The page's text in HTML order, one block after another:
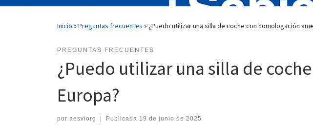
Inicio »Preguntas frecuentes » ¿Puedo utilizar una silla de coche con homologación
PREGUNTAS FRECUENTES
¿Puedo utilizar una silla de
Europa?
por aesviorg | Publicada 19 de junio de 2025